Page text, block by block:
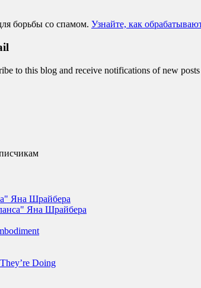
борьбы со спамом. Узнайте, как
to this blog and receive notifications of new
Яна Шрайбера
Яна Шрайбера
Doing